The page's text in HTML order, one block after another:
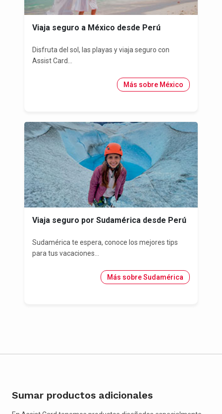
Viaja seguro a México desde Perú
Disfruta del sol, las playas y viaja seguro con
Assist Card...
Más sobre México
Viaja seguro por Sudamérica desde Perú
Sudamérica te espera, conoce los mejores tips
para tus vacaciones...
Más sobre Sudamérica
Sumar productos adicionales